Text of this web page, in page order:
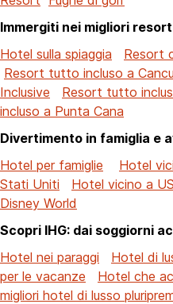
Immergiti nei migliori
Hotel sulla spiaggia
Resort
Resort tutto incluso a
Inclusive
Resort tutto
incluso a Punta Cana
Divertimento in famiglia e
Hotel per famiglie
Hotel
Stati Uniti
Hotel vicino a
Disney World
Scopri IHG: dai soggiorni
Hotel nei paraggi
Hotel di
per le vacanze
Hotel che
migliori hotel di lusso